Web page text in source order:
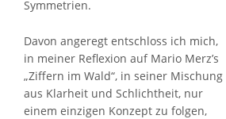
Symmetrien.
Davon angeregt entschloss ich mich,
in meiner Reflexion auf Mario Merz’s
„Ziffern im Wald“, in seiner Mischung
aus Klarheit und Schlichtheit, nur
einem einzigen Konzept zu folgen,